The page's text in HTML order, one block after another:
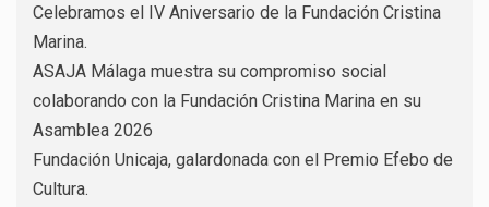
Celebramos el IV Aniversario de la Fundación Cristina
Marina.
ASAJA Málaga muestra su compromiso social
colaborando con la Fundación Cristina Marina en su
Asamblea 2026
Fundación Unicaja, galardonada con el Premio Efebo de
Cultura.